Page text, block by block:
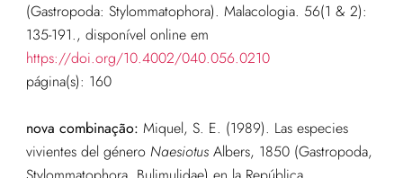
(Gastropoda: Stylommatophora). Malacologia. 56(1 & 2):
135-191., disponível online em
https://doi.org/10.4002/040.056.0210
página(s): 160
nova combinação: Miquel, S. E. (1989). Las especies
vivientes del género NaesiotusAlbers, 1850 (Gastropoda,